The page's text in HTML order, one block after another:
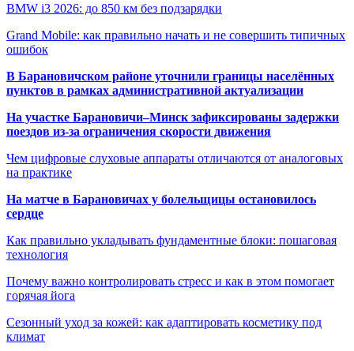
BMW i3 2026: до 850 км без подзарядки
Grand Mobile: как правильно начать и не совершить типичных
ошибок
В Барановичском районе уточнили границы населённых
пунктов в рамках административной актуализации
На участке Барановичи–Минск зафиксированы задержки
поездов из-за ограничения скорости движения
Чем цифровые слуховые аппараты отличаются от аналоговых
на практике
На матче в Барановичах у болельщицы остановилось
сердце
Как правильно укладывать фундаментные блоки: пошаговая
технология
Почему важно контролировать стресс и как в этом помогает
горячая йога
Сезонный уход за кожей: как адаптировать косметику под
климат